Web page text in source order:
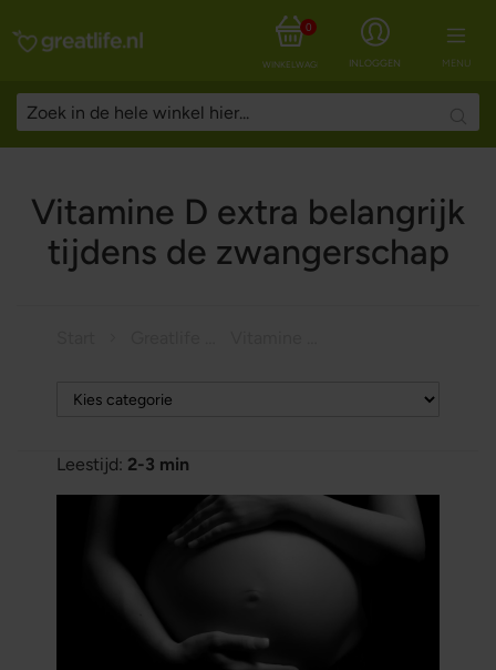
MENU
INLOGGEN
WINKELWAGEN
0
Vitamine D extra belangrijk
tijdens de zwangerschap
Leestijd: 2-3 min